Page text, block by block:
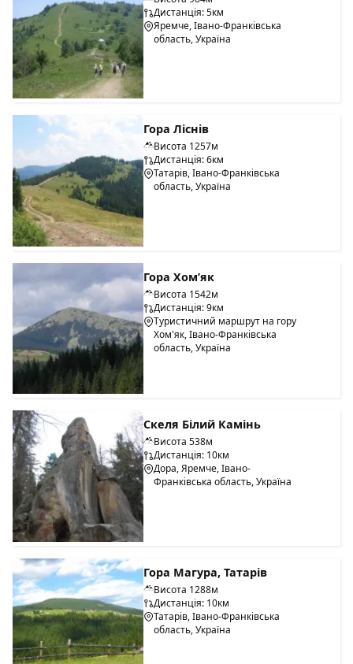
Дистанція: 5км
Яремче, Івано-Франківська
область, Україна
Гора Ліснів
Висота 1257м
Дистанція: 6км
Татарів, Івано-Франківська
область, Україна
Гора Хом’як
Висота 1542м
Дистанція: 9км
Туристичний маршрут на гору
Хом'як, Івано-Франківська
область, Україна
Скеля Білий Камінь
Висота 538м
Дистанція: 10км
Дора, Яремче, Івано-
Франківська область, Україна
Гора Магура, Татарів
Висота 1288м
Дистанція: 10км
Татарів, Івано-Франківська
область, Україна